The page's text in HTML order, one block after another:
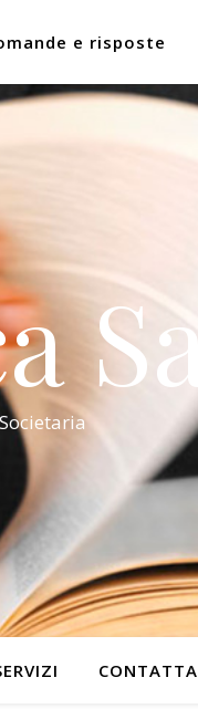
e risposte